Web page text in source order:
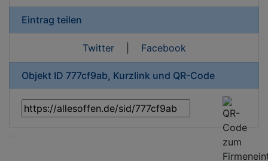
Eintrag teilen
Twitter| Facebook
Objekt ID 777cf9ab, Kurzlink und QR-Code